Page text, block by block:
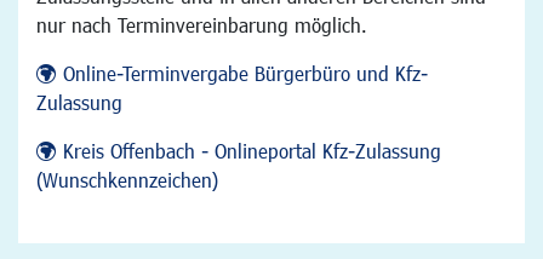
nur nach Terminvereinbarung möglich.
Online-Terminvergabe Bürgerbüro und Kfz-
Zulassung
Kreis Offenbach - Onlineportal Kfz-Zulassung
(Wunschkennzeichen)